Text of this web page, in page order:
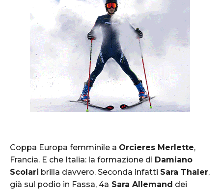
Coppa Europa femminile a Orcieres Merlette,
Francia. E che Italia: la formazione di Damiano
Scolari brilla davvero. Seconda infatti Sara Thaler,
già sul podio in Fassa, 4a Sara Allemand dei